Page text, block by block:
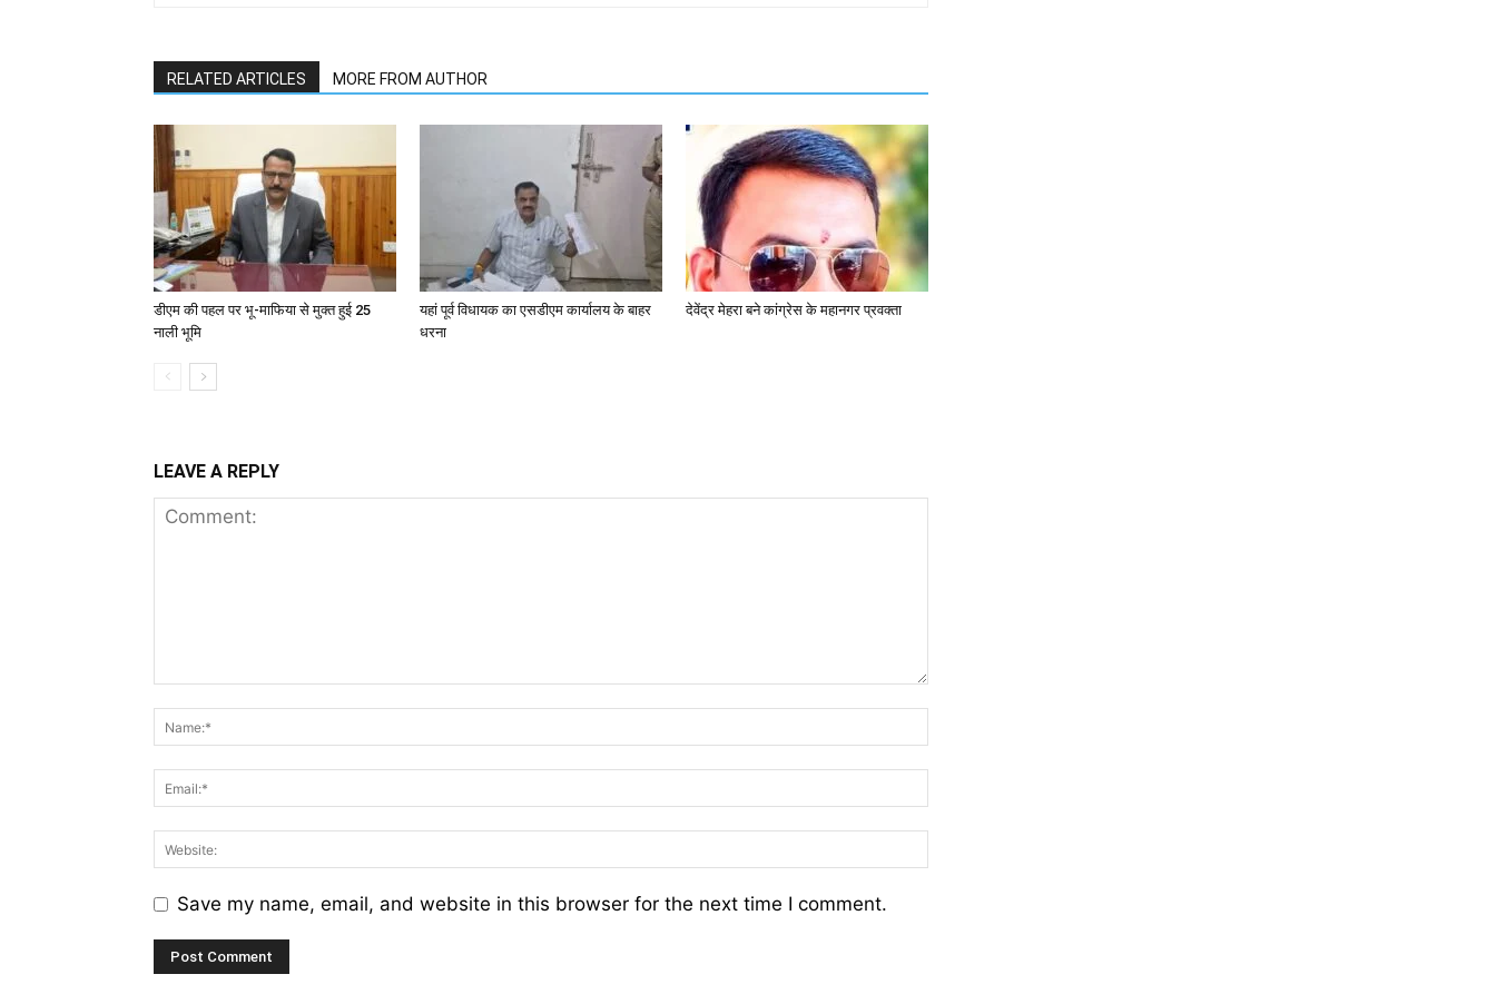
RELATED ARTICLES MORE FROM AUTHOR
डीएम की पहल पर भू-माफिया से मुक्त हुई 25
नाली भूमि
यहां पूर्व विधायक का एसडीएम कार्यालय के बाहर
धरना
देवेंद्र मेहरा बने कांग्रेस के महानगर प्रवक्ता
LEAVE A REPLY
Save my name, email, and website in this browser for the next time I comment.